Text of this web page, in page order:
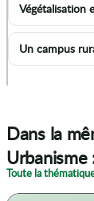
Végétalisation
Un campus
Dans la
Urbanisme
Toute la